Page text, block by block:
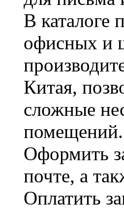
В каталоге
офисных и
Китая,
сложные
помещений.
Оформить
почте, а
Оплатить